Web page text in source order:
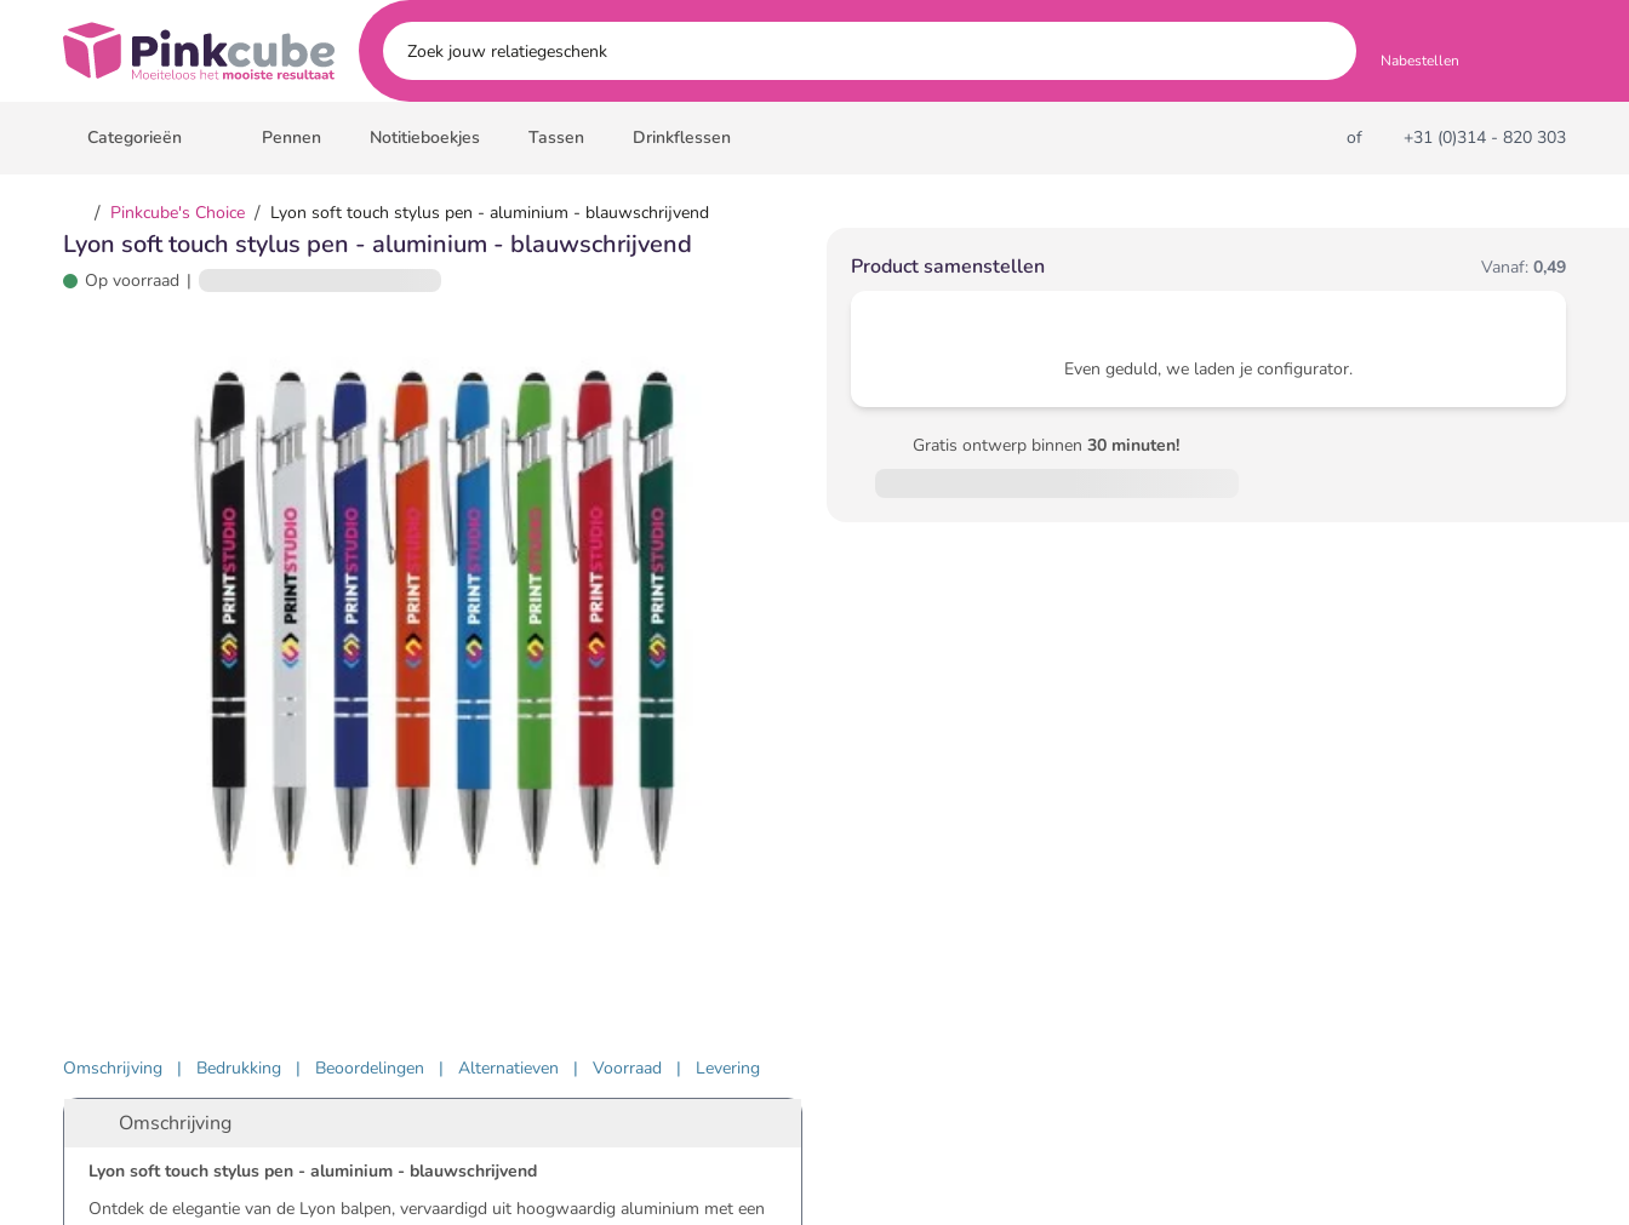
Pinkcube
Nabestellen
Categorieën Pennen Notitieboekjes Tassen Drinkflessen of +31 (0)314 - 820 303
/ Pinkcube's Choice / Lyon soft touch stylus pen - aluminium - blauwschrijvend
Lyon soft touch stylus pen - aluminium - blauwschrijvend
Op voorraad |
Product samenstellen Vanaf: 0,49
Even geduld, we laden je configurator.
Gratis ontwerp binnen 30 minuten!
Omschrijving | Bedrukking | Beoordelingen | Alternatieven | Voorraad | Levering
Omschrijving
Lyon soft touch stylus pen - aluminium - blauwschrijvend
Ontdek de elegantie van de Lyon balpen, vervaardigd uit hoogwaardig aluminium met een